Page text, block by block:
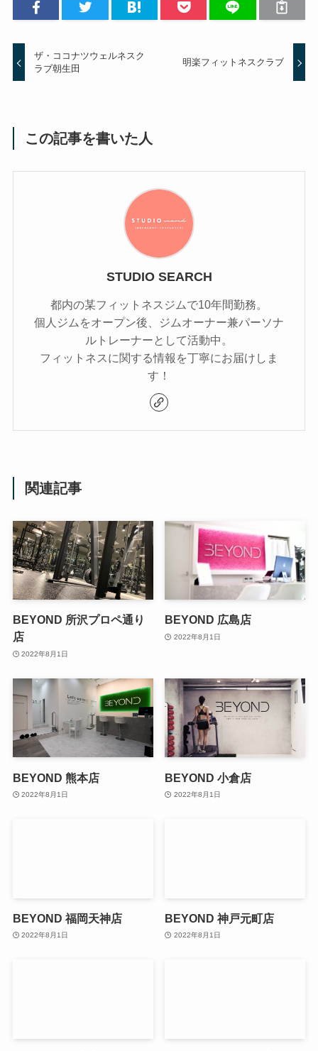
ザ・ココナツウェルネスク
ラブ朝生田
明楽フィットネスクラブ
この記事を書いた人
STUDIO SEARCH
都内の某フィットネスジムで10年間勤務。
個人ジムをオープン後、ジムオーナー兼パーソナ
ルトレーナーとして活動中。
フィットネスに関する情報を丁寧にお届けしま
す！
関連記事
BEYOND 所沢プロペ通り
店
2022年8月1日
BEYOND 広島店
2022年8月1日
BEYOND 熊本店
2022年8月1日
BEYOND 小倉店
2022年8月1日
BEYOND 福岡天神店
2022年8月1日
BEYOND 神戸元町店
2022年8月1日